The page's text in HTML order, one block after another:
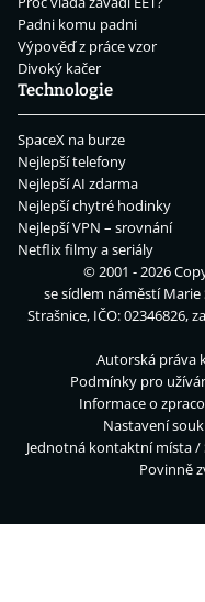
Padni komu padni
Výpověď z práce vzor
Divoký kačer
Technologie
SpaceX na burze
Nejlepší telefony
Nejlepší AI zdarma
Nejlepší chytré hodinky
Nejlepší VPN – srovnání
Netflix filmy a seriály
© 2001 - 2026
se sídlem náměstí Marie
Strašnice, IČO: 02346826,
Autorská práva
Podmínky pro
Informace o
Nastavení
Jednotná kontaktní místa /
Povinně